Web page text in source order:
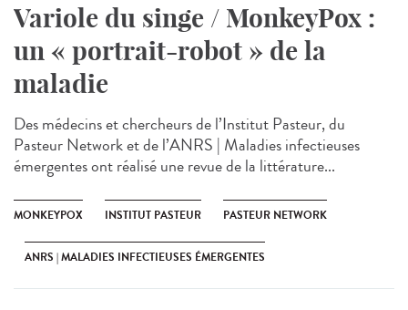
Variole du singe / MonkeyPox :
un « portrait-robot » de la
maladie
Des médecins et chercheurs de l’Institut Pasteur, du
Pasteur Network et de l’ANRS | Maladies infectieuses
émergentes ont réalisé une revue de la littérature...
MONKEYPOX INSTITUT PASTEUR PASTEUR NETWORK
ANRS | MALADIES INFECTIEUSES ÉMERGENTES